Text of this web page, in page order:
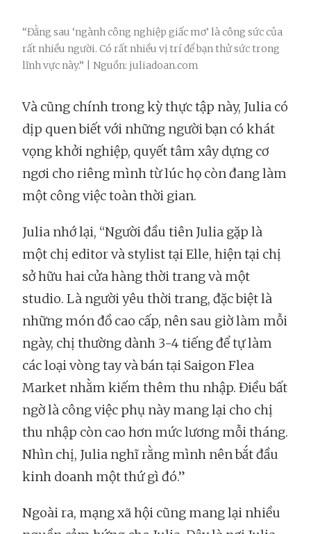
“Đằng sau ‘ngành công nghiệp giấc mơ’ là công sức của
rất nhiều người. Có rất nhiều vị trí để bạn thử sức trong
lĩnh vực này.” | Nguồn: juliadoan.com
Và cũng chính trong kỳ thực tập này, Julia có
dịp quen biết với những người bạn có khát
vọng khởi nghiệp, quyết tâm xây dựng cơ
ngơi cho riêng mình từ lúc họ còn đang làm
một công việc toàn thời gian.
Julia nhớ lại, “Người đầu tiên Julia gặp là
một chị editor và stylist tại Elle, hiện tại chị
sở hữu hai cửa hàng thời trang và một
studio. Là người yêu thời trang, đặc biệt là
những món đồ cao cấp, nên sau giờ làm mỗi
ngày, chị thường dành 3-4 tiếng để tự làm
các loại vòng tay và bán tại Saigon Flea
Market nhằm kiếm thêm thu nhập. Điều bất
ngờ là công việc phụ này mang lại cho chị
thu nhập còn cao hơn mức lương mỗi tháng.
Nhìn chị, Julia nghĩ rằng mình nên bắt đầu
kinh doanh một thứ gì đó.”
Ngoài ra, mạng xã hội cũng mang lại nhiều